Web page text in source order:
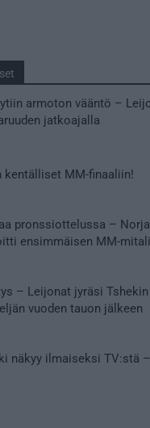
armoton vääntö –
jatkoajalla
kentälliset MM-finaaliin!
pronssiottelussa –
ensimmäisen MM-
– Leijonat jyräsi
vuoden tauon jälkeen
näkyy ilmaiseksi TV:stä